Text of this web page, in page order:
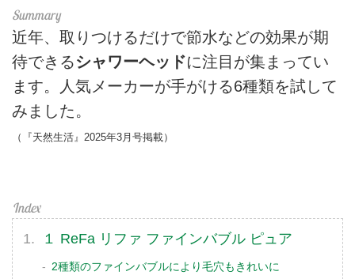
近年、取りつけるだけで節水などの効果が期
待できるシャワーヘッドに注目が集まってい
ます。人気メーカーが手がける6種類を試して
みました。
（『天然生活』2025年3月号掲載）
１ ReFa リファ ファインバブル ピュア
2種類のファインバブルにより毛穴もきれいに